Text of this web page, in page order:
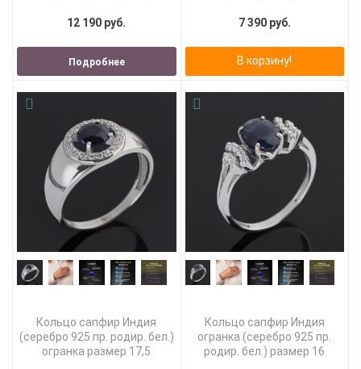
12 190 руб.
Подробнее
7 390 руб.
В корзину!
Кольцо сапфир Индия
(серебро 925 пр. родир. бел.)
огранка размер 17,5
Кольцо сапфир Индия
огранка (серебро 925 пр.
родир. бел.) размер 16